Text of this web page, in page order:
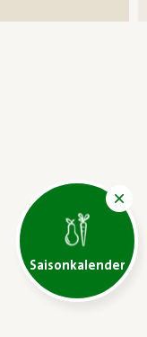
Saisonkalender